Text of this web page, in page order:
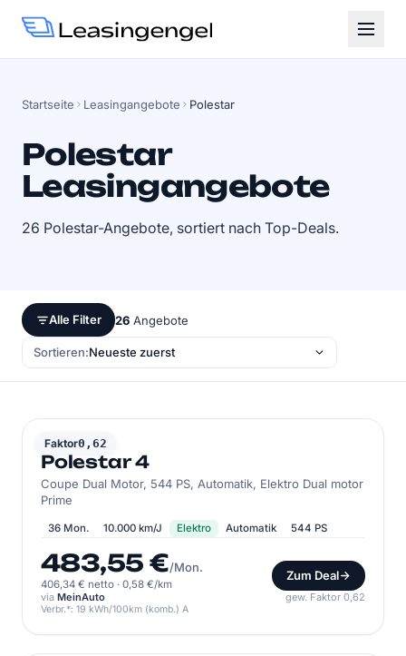
Startseite Leasingangebote Polestar
Polestar
Leasingangebote
26 Polestar-Angebote, sortiert nach Top-Deals.
Alle Filter 26 Angebote
Sortieren:
Faktor0,62
POLESTAR
Polestar 4
Coupe Dual Motor, 544 PS, Automatik, Elektro Dual motor
Prime
36 Mon. 10.000 km/J Elektro Automatik 544 PS
483,55 €/Mon.
406,34 € netto · 0,58 €/km
Zum Deal
via MeinAuto gew. Faktor 0,62
Verbr.*: 19 kWh/100km (komb.) A